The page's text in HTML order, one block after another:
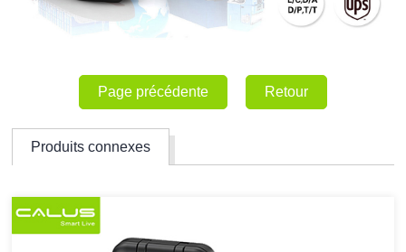
Page précédente Retour
Produits connexes